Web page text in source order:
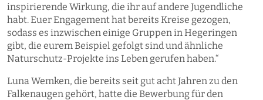
inspirierende Wirkung, die ihr auf andere Jugendliche
habt. Euer Engagement hat bereits Kreise gezogen,
sodass es inzwischen einige Gruppen in Hegeringen
gibt, die eurem Beispiel gefolgt sind und ähnliche
Naturschutz-Projekte ins Leben gerufen haben.“
Luna Wemken, die bereits seit gut acht Jahren zu den
Falkenaugen gehört, hatte die Bewerbung für den